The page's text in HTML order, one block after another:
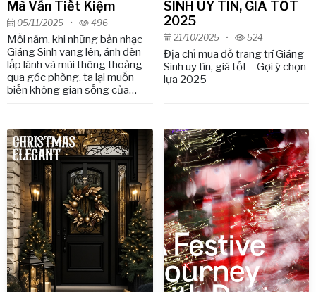
Mà Vẫn Tiết Kiệm
05/11/2025 • 496
Mỗi năm, khi những bản nhạc
Giáng Sinh vang lên, ánh đèn
lấp lánh và mùi thông thoảng
qua góc phòng, ta lại muốn
biến không gian sống của
bộn bề chi phí và những món
đồ xa xỉ, liệu trang trí Giáng
Sinh có thể vừa sang trọng,
vừa tiết kiệm không? Câu trả
lời là có – hoàn toàn có thể. Vẻ
đẹp sang trọng không nằm ở
mức giá, mà ở cách bạn kết
hợp ánh sáng, màu sắc, chất
liệu và cảm xúc. Hãy cùng
Decimet khám phá 5 tips
trang trí Giáng Sinh sang trọng
mà vẫn tiết kiệm, để mùa lễ hội
năm nay trở nên ấm áp, tinh tế
SINH UY TÍN, GIÁ TỐT
2025
21/10/2025• 524
Địa chỉ mua đồ trang trí Giáng
Sinh uy tín, giá tốt – Gợi ý chọn
lựa 2025